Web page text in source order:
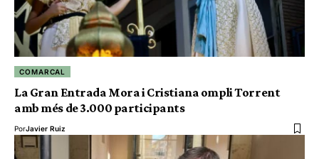
COMARCAL
La Gran Entrada Mora i Cristiana ompli Torrent
amb més de 3.000 participants
PorJavier Ruiz